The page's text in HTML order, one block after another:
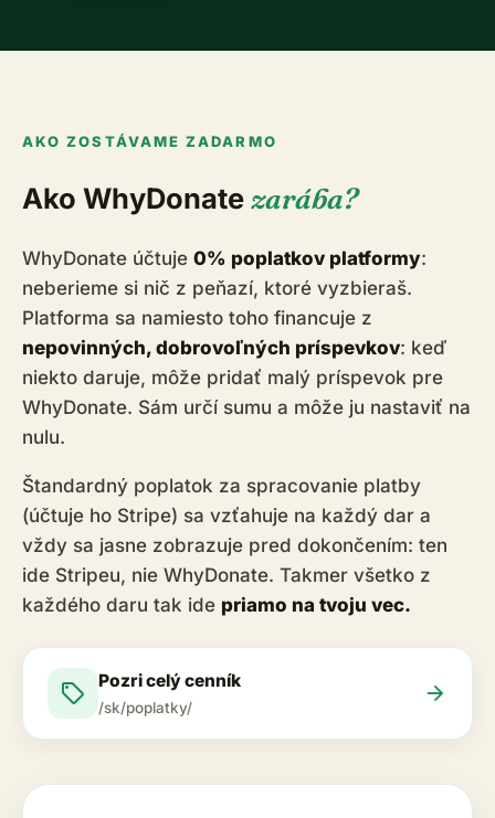
AKO ZOSTÁVAME ZADARMO
Ako WhyDonatezarába?
WhyDonate účtuje 0% poplatkov platformy:
neberieme si nič z peňazí, ktoré vyzbieraš.
Platforma sa namiesto toho financuje z
nepovinných, dobrovoľných príspevkov: keď
niekto daruje, môže pridať malý príspevok pre
WhyDonate. Sám určí sumu a môže ju nastaviť na
nulu.
Štandardný poplatok za spracovanie platby
(účtuje ho Stripe) sa vzťahuje na každý dar a
vždy sa jasne zobrazuje pred dokončením: ten
ide Stripeu, nie WhyDonate. Takmer všetko z
každého daru tak ide priamo na tvoju vec.
sell Pozri celý cenník
/sk/poplatky/ arrow_forward